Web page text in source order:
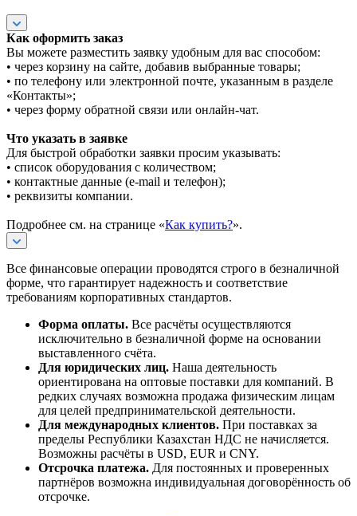
Как оформить заказ
Вы можете разместить заявку удобным для вас способом:
• через корзину на сайте, добавив выбранные товары;
• по телефону или электронной почте, указанным в разделе
«Контакты»;
• через форму обратной связи или онлайн-чат.
Что указать в заявке
Для быстрой обработки заявки просим указывать:
• список оборудования с количеством;
• контактные данные (e-mail и телефон);
• реквизиты компании.
Подробнее см. на странице «Как купить?».
Все финансовые операции проводятся строго в безналичной
форме, что гарантирует надежность и соответствие
требованиям корпоративных стандартов.
Форма оплаты. Все расчёты осуществляются
исключительно в безналичной форме на основании
выставленного счёта.
Для юридических лиц. Наша деятельность
ориентирована на оптовые поставки для компаний. В
редких случаях возможна продажа физическим лицам
для целей предпринимательской деятельности.
Для международных клиентов. При поставках за
пределы Республики Казахстан НДС не начисляется.
Возможны расчёты в USD, EUR и CNY.
Отсрочка платежа. Для постоянных и проверенных
партнёров возможна индивидуальная договорённость об
отсрочке.